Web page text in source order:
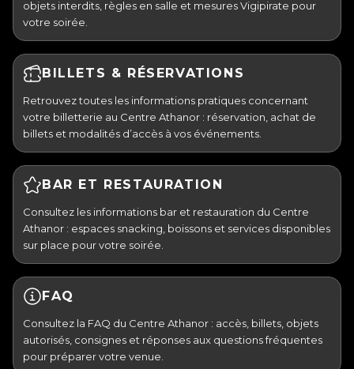
objets interdits, règles en salle et mesures Vigipirate pour
votre soirée.
BILLETS & RÉSERVATIONS
Retrouvez toutes les informations pratiques concernant
votre billetterie au Centre Athanor : réservation, achat de
billets et modalités d’accès à vos événements.
BAR ET RESTAURATION
Consultez les informations bar et restauration du Centre
Athanor : espaces snacking, boissons et services disponibles
sur place pour votre soirée.
FAQ
Consultez la FAQ du Centre Athanor : accès, billets, objets
autorisés, consignes et réponses aux questions fréquentes
pour préparer votre venue.